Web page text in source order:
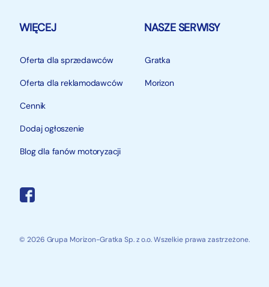
WIĘCEJ
Oferta dla sprzedawców
Oferta dla reklamodawców
Cennik
Dodaj ogłoszenie
Blog dla fanów motoryzacji
NASZE SERWISY
Gratka
Morizon
© 2026 Grupa Morizon-Gratka Sp. z o.o. Wszelkie prawa zastrzeżone.